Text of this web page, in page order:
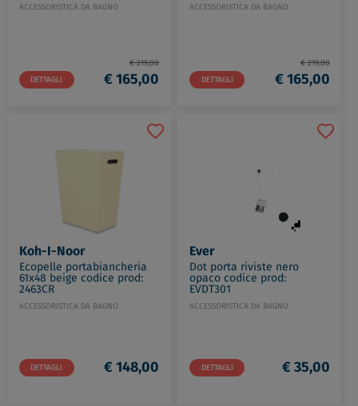
ACCESSORISTICA DA BAGNO
DETTAGLI
€ 219,00
€ 165,00
ACCESSORISTICA DA BAGNO
DETTAGLI
€ 219,00
€ 165,00
Koh-I-Noor
Ecopelle portabiancheria
61x48 beige codice prod:
2463CR
ACCESSORISTICA DA BAGNO
DETTAGLI € 148,00
Ever
Dot porta riviste nero
opaco codice prod:
EVDT301
ACCESSORISTICA DA BAGNO
DETTAGLI € 35,00